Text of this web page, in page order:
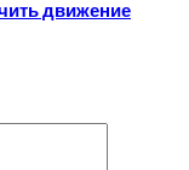
движение